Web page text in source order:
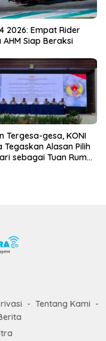
2026: Empat Rider
AHM Siap Beraksi
Tergesa-gesa, KONI
Tegaskan Alasan Pilih
sebagai Tuan Rumah
Tentang Kami